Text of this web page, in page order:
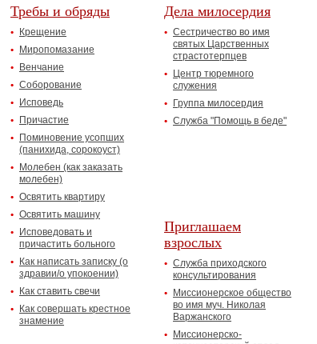
Требы и обряды
Крещение
Миропомазание
Венчание
Соборование
Исповедь
Причастие
Поминовение усопших
(панихида, сорокоуст)
Молебен (как заказать
молебен)
Освятить квартиру
Освятить машину
Исповедовать и
причастить больного
Как написать записку (о
здравии/о упокоении)
Как ставить свечи
Как совершать крестное
знамение
Дела милосердия
Сестричество во имя
святых Царственных
страстотерпцев
Центр тюремного
служения
Группа милосердия
Служба "Помощь в беде"
Приглашаем
взрослых
Служба приходского
консультирования
Миссионерское общество
во имя муч. Николая
Варжанского
Миссионерско-